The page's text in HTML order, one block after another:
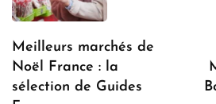
Meilleurs marchés de
Noël France : la
sélection de Guides